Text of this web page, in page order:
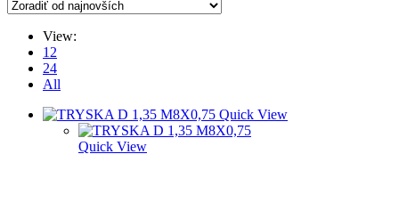
View:
12
24
All
Quick View
Quick View